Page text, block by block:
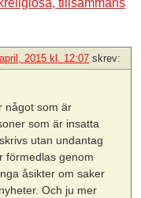
2015 kl. 12:07 skrev:
något som är
som är insatta
utan undantag
förmedlas genom
åsikter om saker
Och ju mer